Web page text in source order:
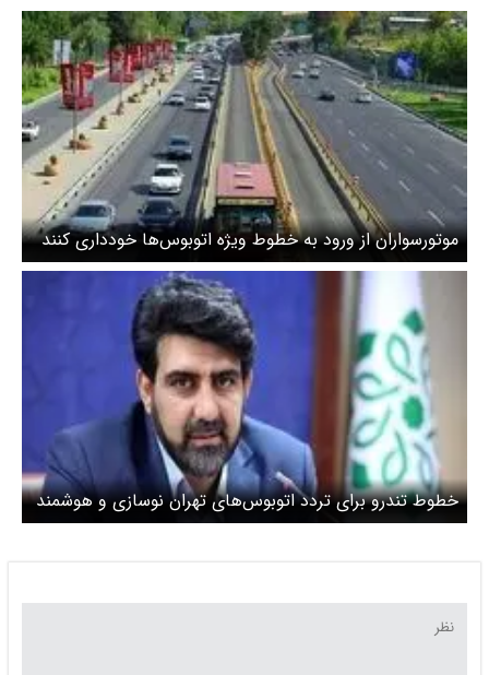
موتورسواران از ورود به خطوط ویژه اتوبوس‌ها خودداری کنند
خطوط تندرو برای تردد اتوبوس‌های تهران نوسازی و هوشمند
می‌شوند